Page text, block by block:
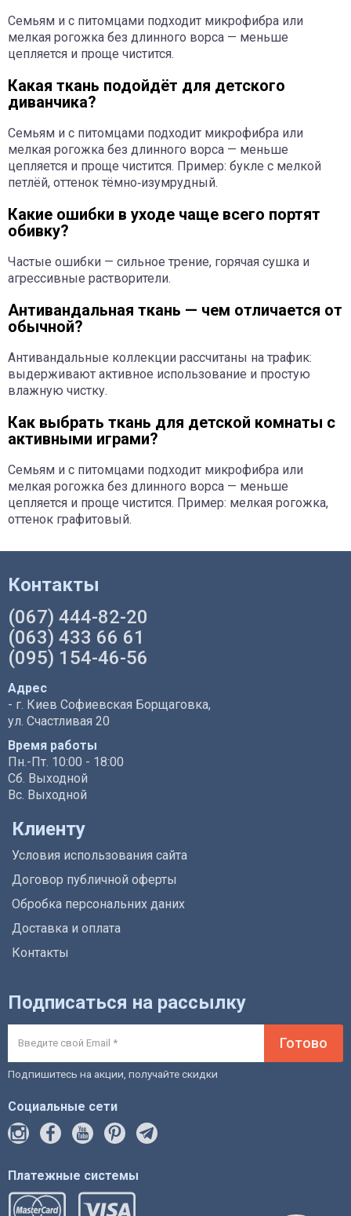
Семьям и с питомцами подходит микрофибра или
мелкая рогожка без длинного ворса — меньше
цепляется и проще чистится.
Какая ткань подойдёт для детского
диванчика?
Семьям и с питомцами подходит микрофибра или
мелкая рогожка без длинного ворса — меньше
цепляется и проще чистится. Пример: букле с мелкой
петлёй, оттенок тёмно‑изумрудный.
Какие ошибки в уходе чаще всего портят
обивку?
Частые ошибки — сильное трение, горячая сушка и
агрессивные растворители.
Антивандальная ткань — чем отличается от
обычной?
Антивандальные коллекции рассчитаны на трафик:
выдерживают активное использование и простую
влажную чистку.
Как выбрать ткань для детской комнаты с
активными играми?
Семьям и с питомцами подходит микрофибра или
мелкая рогожка без длинного ворса — меньше
цепляется и проще чистится. Пример: мелкая рогожка,
оттенок графитовый.
Контакты
(067) 444-82-20
(063) 433 66 61
(095) 154-46-56
Адрес
- г. Киев Софиевская Борщаговка,
ул. Счастливая 20
Время работы
Пн.-Пт. 10:00 - 18:00
Сб. Выходной
Вс. Выходной
Клиенту
Условия использования сайта
Договор публичной оферты
Обробка персональних даних
Доставка и оплата
Контакты
Подписаться на рассылку
Готово
Подпишитесь на акции, получайте скидки
Социальные сети
Платежные системы